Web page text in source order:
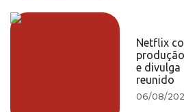
Netflix
e
reunido
06/08/